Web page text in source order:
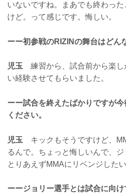
いないですね。まあでも終わっ
けど。って感じです。悔しい。
ーー初参戦のRIZINの舞台はどん
児玉 練習から、試合前から楽し
い経験させてもらいました。
ーー試合を終えたばかりですが
ください。
児玉 キックもそうですけど、
るんで。ちょっと悔しいんで、ジ
とりあえずMMAにリベンジしたい
ーージョリー選手とは試合に向